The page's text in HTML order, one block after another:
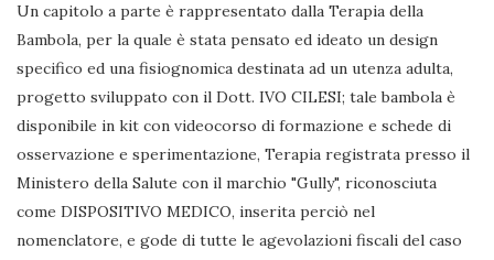
Un capitolo a parte è rappresentato dalla Terapia della
Bambola, per la quale è stata pensato ed ideato un design
specifico ed una fisiognomica destinata ad un utenza adulta,
progetto sviluppato con il Dott. IVO CILESI; tale bambola è
disponibile in kit con videocorso di formazione e schede di
osservazione e sperimentazione, Terapia registrata presso il
Ministero della Salute con il marchio "Gully", riconosciuta
come DISPOSITIVO MEDICO, inserita perciò nel
nomenclatore, e gode di tutte le agevolazioni fiscali del caso